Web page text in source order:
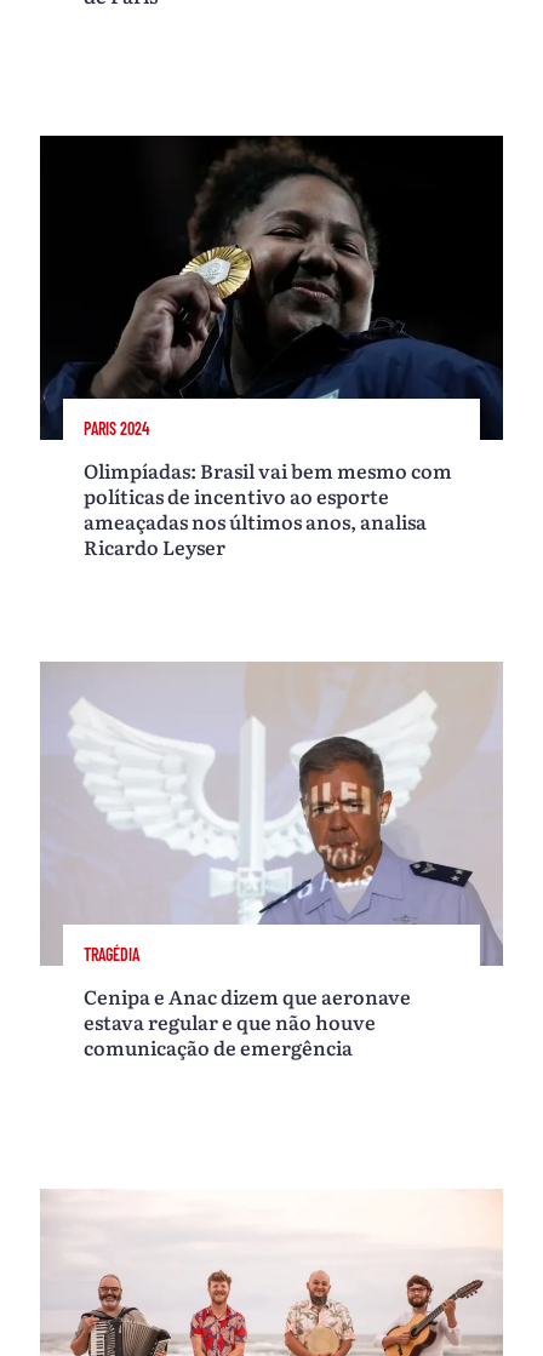
PARIS 2024
Olimpíadas: Brasil vai bem mesmo com
políticas de incentivo ao esporte
ameaçadas nos últimos anos, analisa
Ricardo Leyser
TRAGÉDIA
Cenipa e Anac dizem que aeronave
estava regular e que não houve
comunicação de emergência